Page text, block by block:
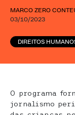
MARCO ZERO
03/10/2023
DIREITOS
O programa
jornalismo